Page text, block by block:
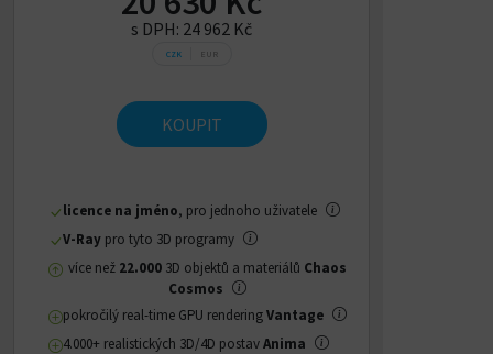
s DPH: 24 962 Kč
CZK EUR
KOUPIT
licence na jméno, pro jednoho uživatele
V-Ray pro tyto 3D programy
více než 22.0003D objektů a materiálů Chaos
Cosmos
pokročilý real-time GPU renderingVantage
4.000+ realistických 3D/4D postavAnima